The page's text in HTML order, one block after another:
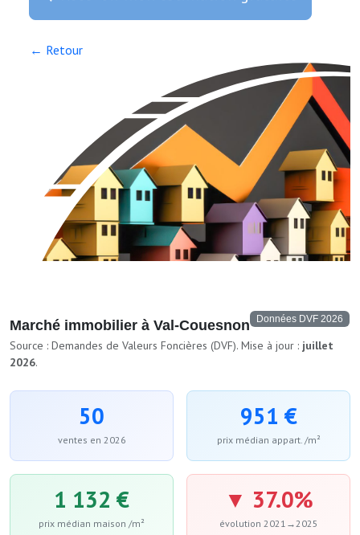
← Retour
Marché immobilier à Val-Couesnon Données DVF 2026
Source : Demandes de Valeurs Foncières (DVF). Mise à jour : juillet
2026.
50
ventes en 2026
951 €
prix médian appart. /m²
1 132 €
prix médian maison /m²
▼ 37.0%
évolution 2021→2025